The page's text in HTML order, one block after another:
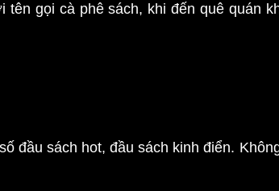
gọi cà phê sách, khi đến quê quán
đầu sách hot, đầu sách kinh điển.